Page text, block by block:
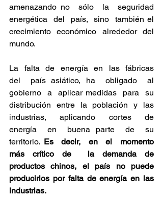
amenazando no  sólo  la  seguridad
energética  del  país,  sino  también el
crecimiento económico alrededor del
mundo.
La  falta  de  energía  en  las  fábricas
del  país asiático, ha  obligado  al
gobierno  a  aplicar medidas  para  su
distribución  entre  la  población  y  las
industrias,  aplicando  cortes  de
energía  en  buena parte  de  su
territorio. Es  decir,  en  el  momento
más crítico de  la demanda de
productos chinos, el país no puede
producirlos por falta de energía en las
industrias.